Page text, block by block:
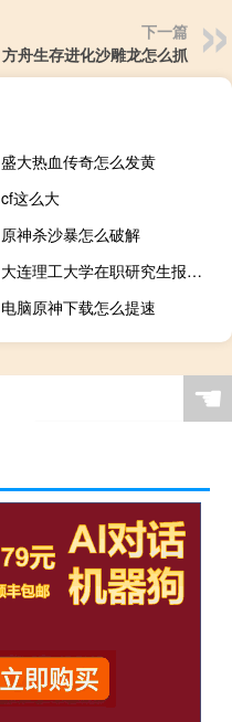
下一篇
方舟生存进化沙雕龙怎么抓
盛大热血传奇怎么发黄
cf这么大
原神杀沙暴怎么破解
大连理工大学在职研究生报考流程是
电脑原神下载怎么提速
☚